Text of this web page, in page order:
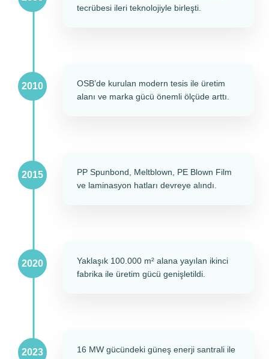
tecrübesi ileri teknolojiyle birleşti.
OSB’de kurulan modern tesis ile üretim
alanı ve marka gücü önemli ölçüde arttı.
PP Spunbond, Meltblown, PE Blown Film
ve laminasyon hatları devreye alındı.
Yaklaşık 100.000 m² alana yayılan ikinci
fabrika ile üretim gücü genişletildi.
16 MW gücündeki güneş enerji santrali ile